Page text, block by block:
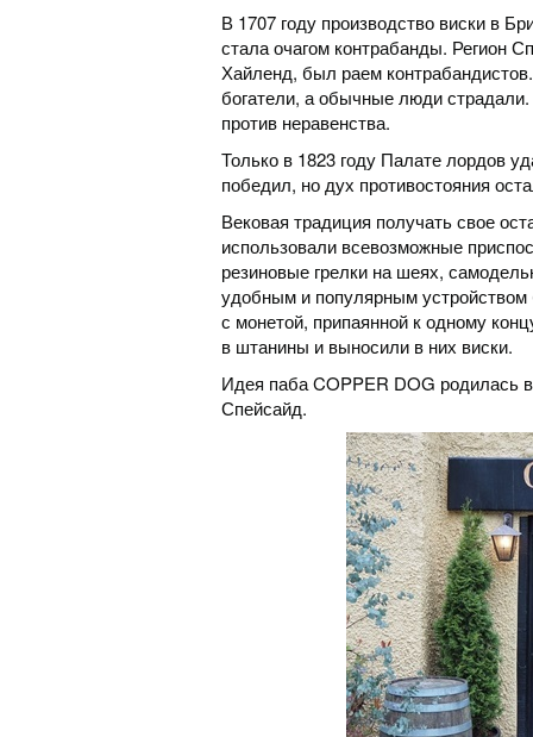
В 1707 году производство виски в
стала очагом контрабанды. Регион
Хайленд, был раем
богатели, а обычные люди
против неравенства.
Только в 1823 году Палате лордов
победил, но дух противостояния
Вековая традиция получать свое
использовали всевозможные
резиновые грелки на шеях,
удобным и популярным
с монетой, припаянной к одному
в штанины и выносили в них виски.
Идея паба COPPER DOG родилась
Спейсайд.